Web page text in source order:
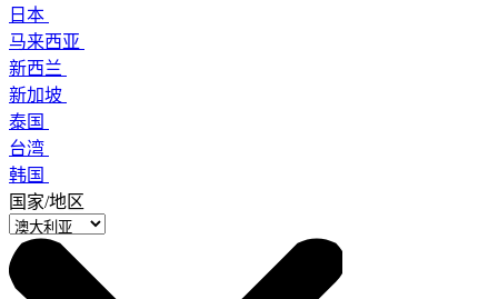
日本
马来西亚
新西兰
新加坡
泰国
台湾
韩国
国家/地区